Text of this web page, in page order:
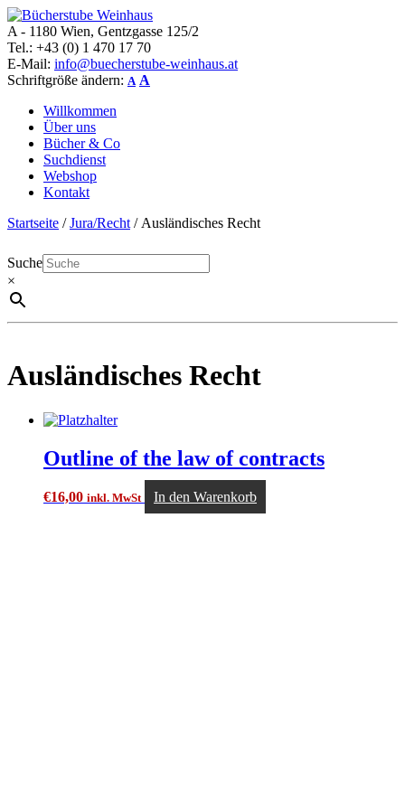
Bücherstube Weinhaus
Verkauf von seltenen antiquarischen und alten, teilweise noch
verlagsneuen Bücher.
A - 1180 Wien, Gentzgasse 125/2
Tel.: +43 (0) 1 470 17 70
E-Mail: info@buecherstube-weinhaus.at
Schriftgröße ändern: A A
Willkommen
Über uns
Bücher & Co
Suchdienst
Webshop
Kontakt
Startseite /Jura/Recht / Ausländisches Recht
Suche
×
Ausländisches Recht
Outline of the law of contracts
€16,00 inkl. MwSt In den Warenkorb